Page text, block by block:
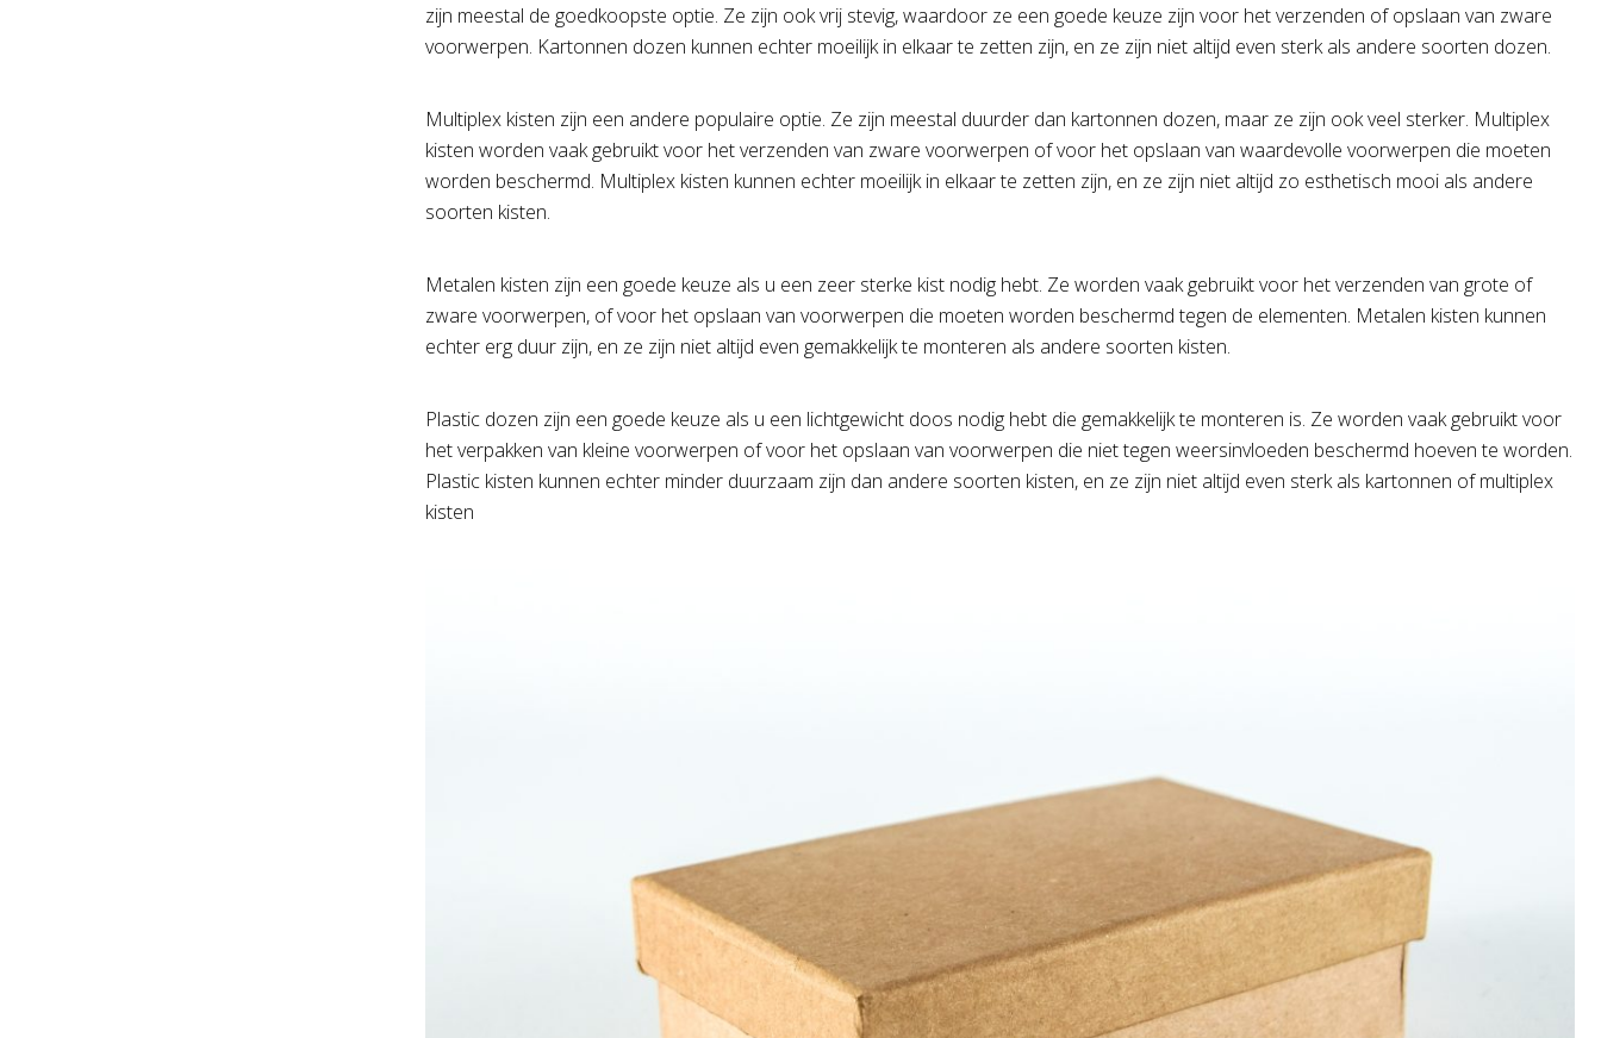
zijn meestal de goedkoopste optie. Ze zijn ook vrij stevig, waardoor ze een goede keuze zijn voor het verzenden of opslaan van zware
voorwerpen. Kartonnen dozen kunnen echter moeilijk in elkaar te zetten zijn, en ze zijn niet altijd even sterk als andere soorten dozen.
Multiplex kisten zijn een andere populaire optie. Ze zijn meestal duurder dan kartonnen dozen, maar ze zijn ook veel sterker. Multiplex
kisten worden vaak gebruikt voor het verzenden van zware voorwerpen of voor het opslaan van waardevolle voorwerpen die moeten
worden beschermd. Multiplex kisten kunnen echter moeilijk in elkaar te zetten zijn, en ze zijn niet altijd zo esthetisch mooi als andere
soorten kisten.
Metalen kisten zijn een goede keuze als u een zeer sterke kist nodig hebt. Ze worden vaak gebruikt voor het verzenden van grote of
zware voorwerpen, of voor het opslaan van voorwerpen die moeten worden beschermd tegen de elementen. Metalen kisten kunnen
echter erg duur zijn, en ze zijn niet altijd even gemakkelijk te monteren als andere soorten kisten.
Plastic dozen zijn een goede keuze als u een lichtgewicht doos nodig hebt die gemakkelijk te monteren is. Ze worden vaak gebruikt voor
het verpakken van kleine voorwerpen of voor het opslaan van voorwerpen die niet tegen weersinvloeden beschermd hoeven te worden.
Plastic kisten kunnen echter minder duurzaam zijn dan andere soorten kisten, en ze zijn niet altijd even sterk als kartonnen of multiplex
kisten